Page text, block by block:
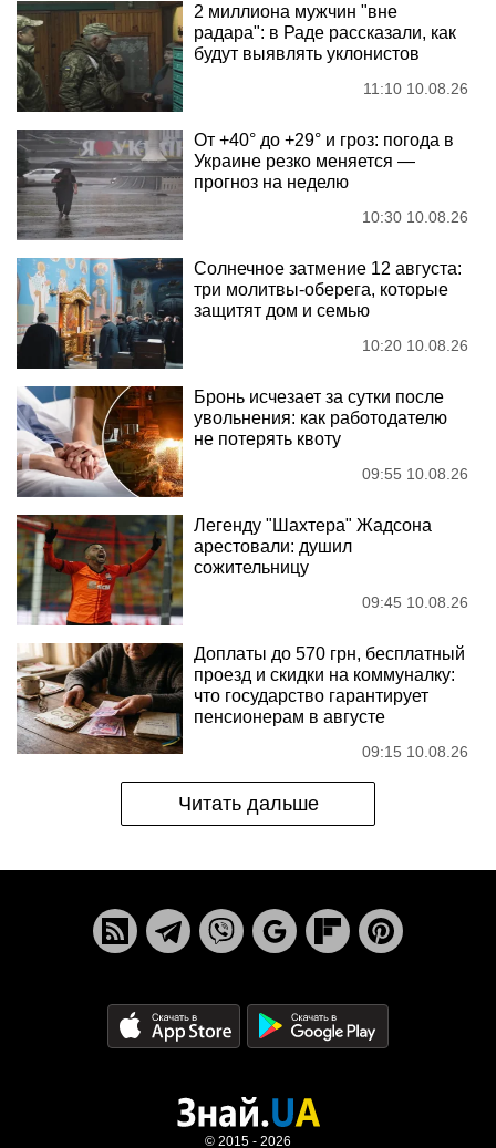
2 миллиона мужчин "вне
радара": в Раде рассказали, как
будут выявлять уклонистов
11:10 10.08.26
От +40° до +29° и гроз: погода в
Украине резко меняется —
прогноз на неделю
10:30 10.08.26
Солнечное затмение 12 августа:
три молитвы-оберега, которые
защитят дом и семью
10:20 10.08.26
Бронь исчезает за сутки после
увольнения: как работодателю
не потерять квоту
09:55 10.08.26
Легенду "Шахтера" Жадсона
арестовали: душил
сожительницу
09:45 10.08.26
Доплаты до 570 грн, бесплатный
проезд и скидки на коммуналку:
что государство гарантирует
пенсионерам в августе
09:15 10.08.26
Читать дальше
© 2015 - 2026